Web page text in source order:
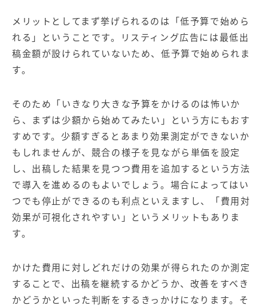
メリットとしてまず挙げられるのは「低予算で始めら
れる」ということです。リスティング広告には最低出
稿金額が設けられていないため、低予算で始められま
す。
そのため「いきなり大きな予算をかけるのは怖いか
ら、まずは少額から始めてみたい」という方にもおす
すめです。少額すぎるとあまり効果測定ができないか
もしれませんが、競合の様子を見ながら単価を設定
し、出稿した結果を見つつ費用を追加するという方法
で導入を進めるのもよいでしょう。場合によってはい
つでも停止ができるのも利点といえますし、「費用対
効果が可視化されやすい」というメリットもありま
す。
かけた費用に対しどれだけの効果が得られたのか測定
することで、出稿を継続するかどうか、改善をすべき
かどうかといった判断をするきっかけになります。そ